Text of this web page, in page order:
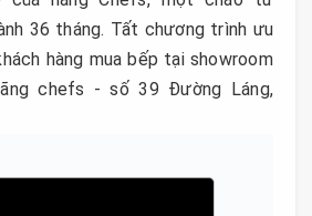
36 tháng. Tất chương trình ưu
hàng mua bếp tại showroom
chefs - số 39 Đường Láng,